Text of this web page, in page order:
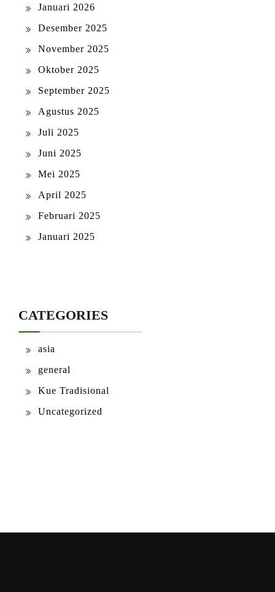
Januari 2026
Desember 2025
November 2025
Oktober 2025
September 2025
Agustus 2025
Juli 2025
Juni 2025
Mei 2025
April 2025
Februari 2025
Januari 2025
CATEGORIES
asia
general
Kue Tradisional
Uncategorized